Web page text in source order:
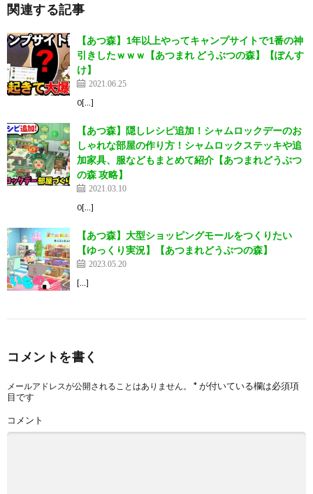
関連する記事
【あつ森】1年以上やってキャンプサイトで1番の神
引きしたｗｗｗ【あつまれ どうぶつの森】【ぽんす
け】
2021.06.25
0[…]
【あつ森】隠しレシピ追加！シャムロックデーのお
しゃれな部屋の作り方！シャムロックステッキや追
加家具、服などもまとめて紹介【あつまれどうぶつ
の森 攻略】
2021.03.10
0[…]
【あつ森】大型ショッピングモールをつくりたい
【ゆっくり実況】【あつまれどうぶつの森】
2023.05.20
[…]
コメントを書く
メールアドレスが公開されることはありません。 *が付いている欄は必須項
目です
コメント